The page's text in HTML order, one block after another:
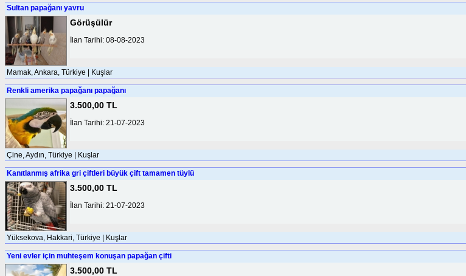
Sultan papağanı yavru
Görüşülür
İlan Tarihi: 08-08-2023
Mamak, Ankara, Türkiye | Kuşlar
Renkli amerika papağanı papağanı
3.500,00 TL
İlan Tarihi: 21-07-2023
Çine, Aydın, Türkiye | Kuşlar
Kanıtlanmış afrika gri çiftleri büyük çift tamamen tüylü
3.500,00 TL
İlan Tarihi: 21-07-2023
Yüksekova, Hakkari, Türkiye | Kuşlar
Yeni evler için muhteşem konuşan papağan çifti
3.500,00 TL